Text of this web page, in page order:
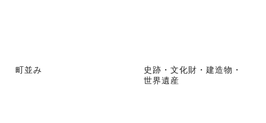
町並み
史跡・文化財・建造物・
世界遺産